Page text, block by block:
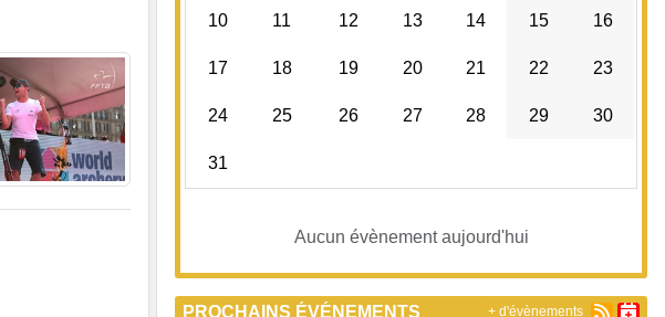
10 11 12 13 14 15 16
17 18 19 20 21 22 23
24 25 26 27 28 29 30
31
Aucun évènement aujourd'hui
PROCHAINS ÉVÉNEMENTS + d'évènements